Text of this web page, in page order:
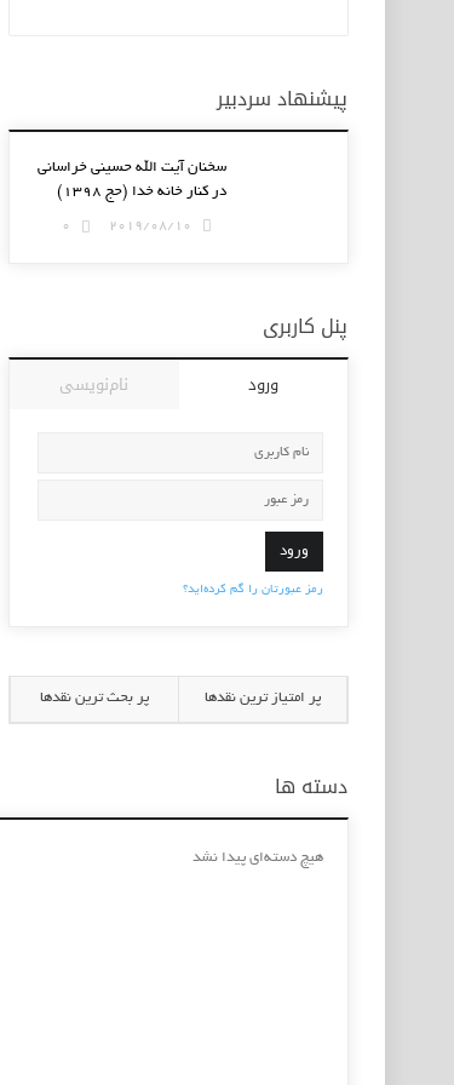
پیشنهاد سردبیر
سخنان آیت الله حسینی خراسانی
در کنار خانه خدا (حج ۱۳۹۸)
2019/08/10
0
پنل کاربری
ورود نام‌نویسی
رمز عبورتان را گم کرده‌اید؟
پر امتیاز ترین نقدها پر بحث ترین نقدها
دسته ها
هیچ دسته‌ای پیدا نشد